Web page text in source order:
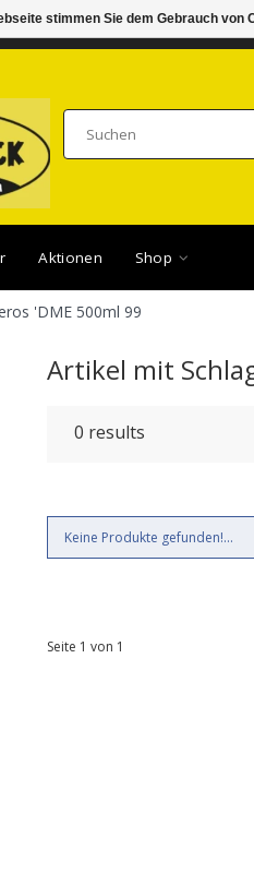
- 16.00
Aktionen Shop
'DME 500ml 99
Artikel mit
0 results
Keine Produkte gefunden!...
Seite 1 von 1
stimmen Sie dem Gebrauch von